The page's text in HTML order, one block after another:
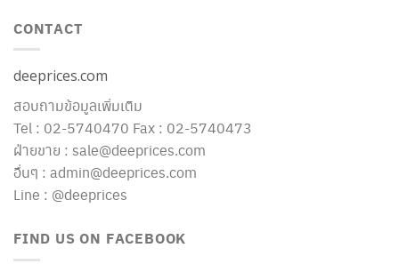
CONTACT
deeprices.com
สอบถามข้อมูลเพิ่มเติม
Tel : 02-5740470 Fax : 02-5740473
ฝ่ายขาย : sale@deeprices.com
อื่นๆ : admin@deeprices.com
Line : @deeprices
FIND US ON FACEBOOK